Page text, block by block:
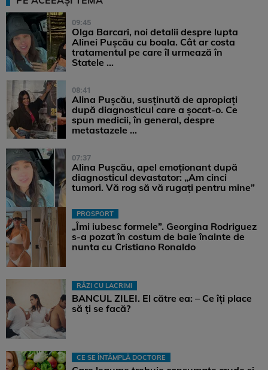
09:45
Olga Barcari, noi detalii despre lupta
Alinei Pușcău cu boala. Cât ar costa
tratamentul pe care îl urmează în
Statele ...
08:41
Alina Pușcău, susținută de apropiați
după diagnosticul care a șocat-o. Ce
spun medicii, în general, despre
metastazele ...
07:37
Alina Pușcău, apel emoționant după
diagnosticul devastator: „Am cinci
tumori. Vă rog să vă rugați pentru mine”
PROSPORT
„Îmi iubesc formele”. Georgina Rodriguez
s-a pozat în costum de baie înainte de
nunta cu Cristiano Ronaldo
RÂZI CU LACRIMI
BANCUL ZILEI. El către ea: – Ce îți place
să ți se facă?
CE SE ÎNTÂMPLĂ DOCTORE